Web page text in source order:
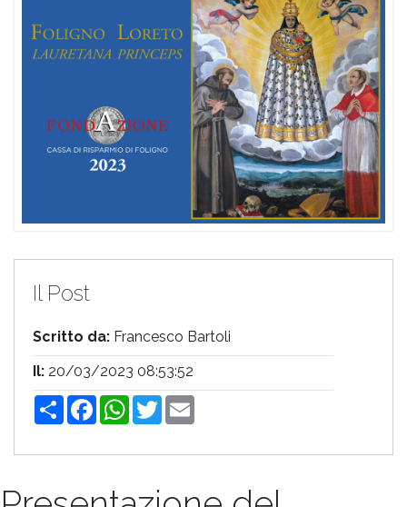
Il Post
Scritto da: Francesco Bartoli
Il: 20/03/2023 08:53:52
ShareFacebookWhatsApp
Twitter